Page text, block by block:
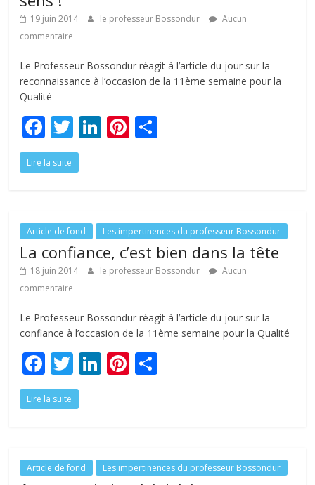
19 juin 2014 le professeur Bossondur
Aucun
commentaire
Le Professeur Bossondur réagit à l’article du jour sur la
reconnaissance à l’occasion de la 11ème semaine pour la
Qualité
F
ac
e
o
o
k
T
w
itt
Li
dI
n
Pi
st er
Lire la suite
Article de fond Les impertinences du professeur Bossondur
La confiance, c’est bien dans la tête
18 juin 2014 le professeur Bossondur
Aucun
commentaire
Le Professeur Bossondur réagit à l’article du jour sur la
confiance à l’occasion de la 11ème semaine pour la Qualité
F
ac
e
o
o
T
w
itt
Li
dI
n
Pi
st er
Lire la suite
Article de fond Les impertinences du professeur Bossondur